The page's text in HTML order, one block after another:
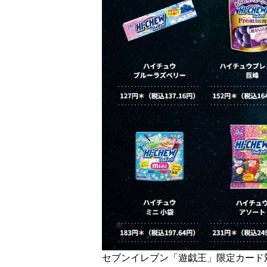
セブンイレブン「遊戯王」限定カー